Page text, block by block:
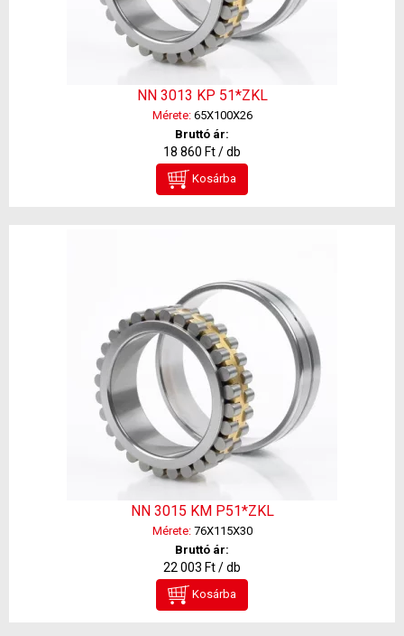
NN 3013 KP 51*ZKL
Mérete:65X100X26
Bruttó ár:
18 860 Ft / db
Kosárba
NN 3015 KM P51*ZKL
Mérete:76X115X30
Bruttó ár:
22 003 Ft / db
Kosárba